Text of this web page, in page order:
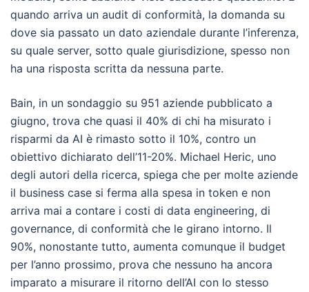
quando arriva un audit di conformità, la domanda su
dove sia passato un dato aziendale durante l’inferenza,
su quale server, sotto quale giurisdizione, spesso non
ha una risposta scritta da nessuna parte.
Bain, in un sondaggio su 951 aziende pubblicato a
giugno, trova che quasi il 40% di chi ha misurato i
risparmi da AI è rimasto sotto il 10%, contro un
obiettivo dichiarato dell’11-20%. Michael Heric, uno
degli autori della ricerca, spiega che per molte aziende
il business case si ferma alla spesa in token e non
arriva mai a contare i costi di data engineering, di
governance, di conformità che le girano intorno. Il
90%, nonostante tutto, aumenta comunque il budget
per l’anno prossimo, prova che nessuno ha ancora
imparato a misurare il ritorno dell’AI con lo stesso